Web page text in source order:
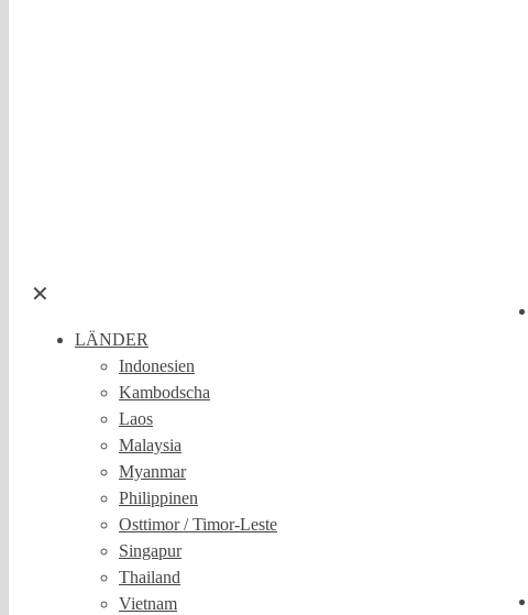
✕
LÄNDER
Indonesien
Kambodscha
Laos
Malaysia
Myanmar
Philippinen
Osttimor / Timor-Leste
Singapur
Thailand
Vietnam